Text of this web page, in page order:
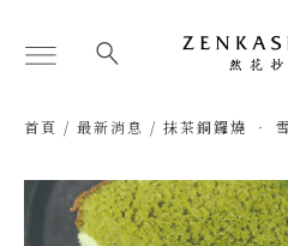
Flyout
Menu
首頁 / 最新消息 / 抹茶銅鑼燒 ‧